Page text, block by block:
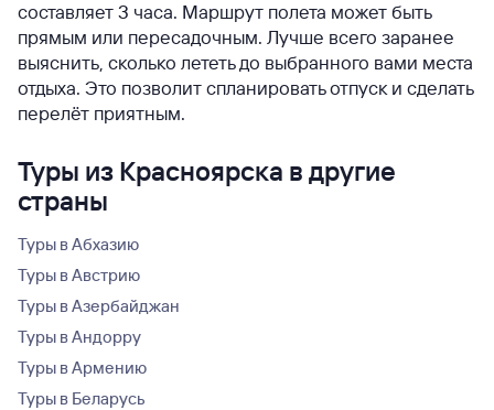
составляет 3 часа. Маршрут полета может быть
прямым или пересадочным. Лучше всего заранее
выяснить, сколько лететь до выбранного вами места
отдыха. Это позволит спланировать отпуск и сделать
перелёт приятным.
Туры из Красноярска в другие
страны
Туры в Абхазию
Туры в Австрию
Туры в Азербайджан
Туры в Андорру
Туры в Армению
Туры в Беларусь